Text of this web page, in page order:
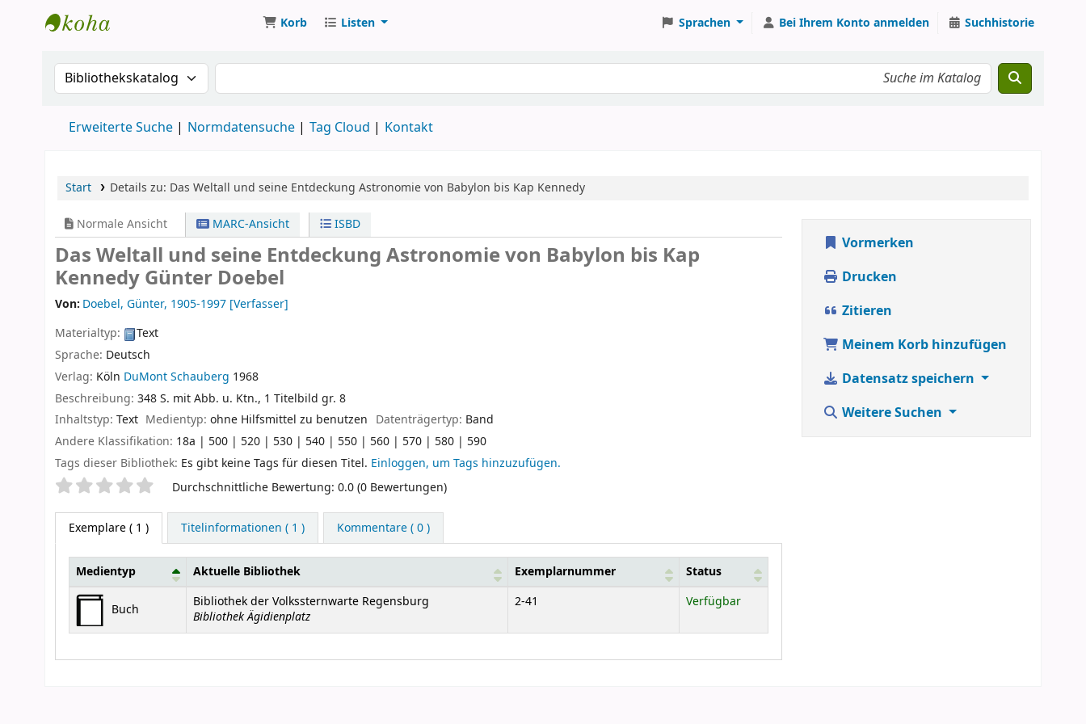
Korb Listen Sprachen Bei Ihrem Konto anmelden Suchhistorie
Suche im Katalog nach:Suche im Katalog
Erweiterte Suche Normdatensuche Tag Cloud Kontakt
Start Details zu: Das Weltall und seine Entdeckung Astronomie von Babylon bis Kap Kennedy
Normale Ansicht MARC-Ansicht ISBD
Das Weltall und seine Entdeckung Astronomie von Babylon bis Kap
KennedyGünter Doebel
Von: Doebel, Günter, 1905-1997 [Verfasser]
Materialtyp:
Text
Sprache: Deutsch
Verlag: Köln DuMont Schauberg 1968
Beschreibung: 348 S. mit Abb. u. Ktn., 1 Titelbild gr. 8
Inhaltstyp: Text Medientyp:ohne Hilfsmittel zu benutzen Datenträgertyp: Band
Andere Klassifikation: 18a | 500 | 520 | 530 | 540 | 550 | 560 | 570 | 580 | 590
Tags dieser Bibliothek: Es gibt keine Tags für diesen Titel. Einloggen, um Tags hinzuzufügen.
SternchenbewertungDurchschnittliche Bewertung: 0.0 (0 Bewertungen)
Exemplare( 1 ) Titelinformationen ( 1 ) Kommentare ( 0 )
Exemplare
Medientyp Aktuelle Bibliothek Exemplarnummer Status
Buch Bibliothek der Volkssternwarte Regensburg
Bibliothek Ägidienplatz
2-41 Verfügbar
Vormerken
Drucken
Zitieren
Meinem Korb hinzufügen
Datensatz speichern
Weitere Suchen